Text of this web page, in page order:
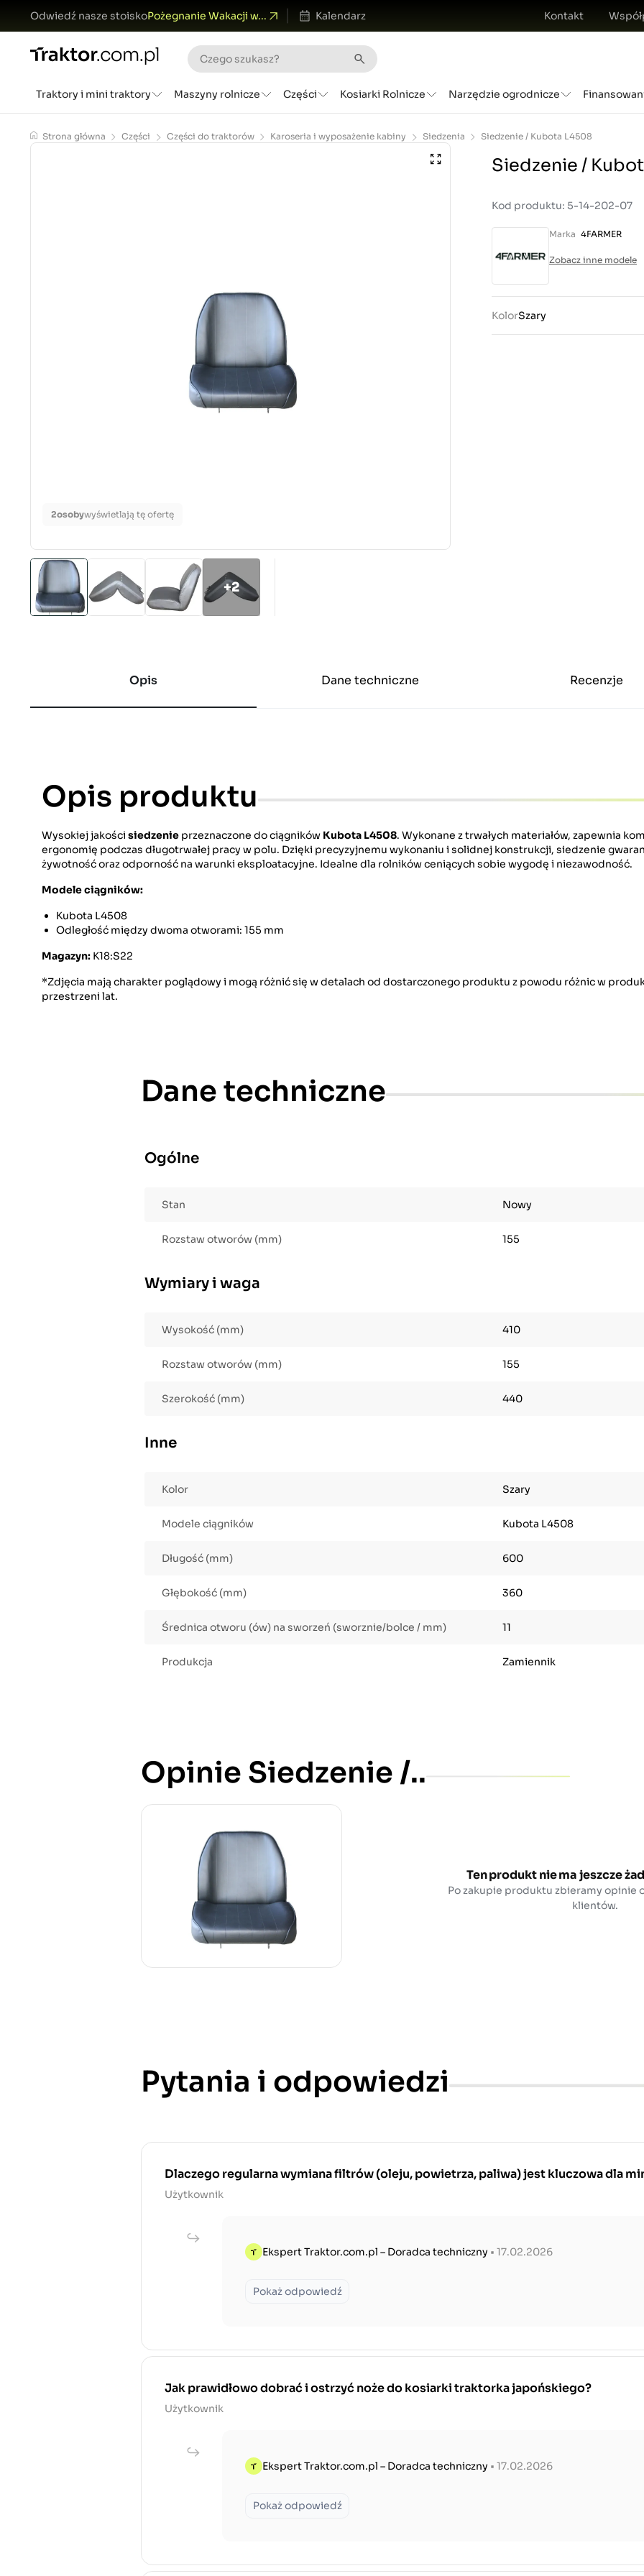
Odwiedź nasze stoiskoPożegnanie Wakacji w... Kalendarz Kontakt
Traktory i mini traktory Maszyny rolnicze Części Kosiarki Rolnicze Narzędzie ogrodnicze
Strona główna Części Części do traktorów Karoseria i wyposażenie kabiny Siedzenia Siedzenie / Kubota L4508
2osobywyświetlają tę ofertę
+2
Siedzenie /
Kod produktu: 5-14-202-07
Marka 4FARMER
Zobacz inne modele
KolorSzary
Opis Dane techniczne Recenzje
Opis produktu
Wysokiej jakości siedzenie przeznaczone do ciągników Kubota L4508. Wykonane z trwałych materiałów, zapewnia
ergonomię podczas długotrwałej pracy w polu. Dzięki precyzyjnemu wykonaniu i solidnej konstrukcji, siedzenie
żywotność oraz odporność na warunki eksploatacyjne. Idealne dla rolników ceniących sobie wygodę i niezawodność.
Modele ciągników:
Kubota L4508
Odległość między dwoma otworami: 155 mm
Magazyn: K18:S22
*Zdjęcia mają charakter poglądowy i mogą różnić się w detalach od dostarczonego produktu z powodu różnic w
przestrzeni lat.
Dane techniczne
Ogólne
Stan Nowy
Rozstaw otworów (mm) 155
Wymiary i waga
Wysokość (mm) 410
Rozstaw otworów (mm) 155
Szerokość (mm) 440
Inne
Kolor Szary
Modele ciągników Kubota L4508
Długość (mm) 600
Głębokość (mm) 360
Średnica otworu (ów) na sworzeń (sworznie/bolce / mm) 11
Produkcja Zamiennik
Opinie Siedzenie /..
Ten produkt nie ma jeszcze
Po zakupie produktu zbieramy opinie
klientów.
Pytania i odpowiedzi
Dlaczego regularna wymiana filtrów (oleju, powietrza, paliwa) jest kluczowa dla
Użytkownik
Ekspert Traktor.com.pl – Doradca techniczny • 17.02.2026
Pokaż odpowiedź
Jak prawidłowo dobrać i ostrzyć noże do kosiarki traktorka japońskiego?
Użytkownik
Ekspert Traktor.com.pl – Doradca techniczny • 17.02.2026
Pokaż odpowiedź